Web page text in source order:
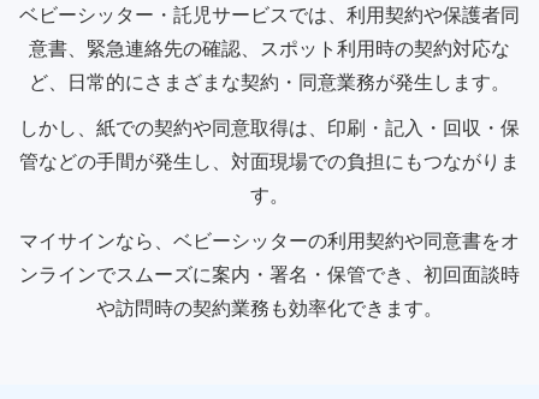
ベビーシッター・託児サービスでは、利用契約や保護者同
意書、緊急連絡先の確認、スポット利用時の契約対応な
ど、日常的にさまざまな契約・同意業務が発生します。
しかし、紙での契約や同意取得は、印刷・記入・回収・保
管などの手間が発生し、対面現場での負担にもつながりま
す。
マイサインなら、ベビーシッターの利用契約や同意書をオ
ンラインでスムーズに案内・署名・保管でき、初回面談時
や訪問時の契約業務も効率化できます。